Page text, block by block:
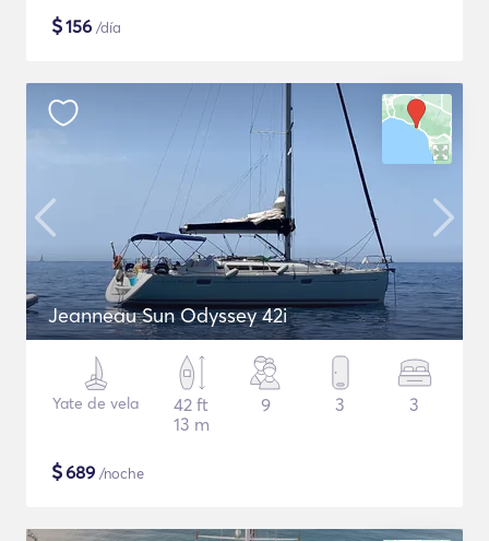
$156 /día
Jeanneau Sun Odyssey 42i
Yate de vela
42 ft
13 m
9 3 3
$689 /noche